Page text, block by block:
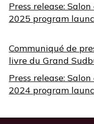
Press release:
2025 program
Communiqué de
livre du Grand
Press release:
2024 program